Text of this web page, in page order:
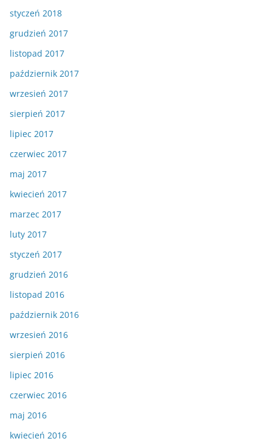
styczeń 2018
grudzień 2017
listopad 2017
październik 2017
wrzesień 2017
sierpień 2017
lipiec 2017
czerwiec 2017
maj 2017
kwiecień 2017
marzec 2017
luty 2017
styczeń 2017
grudzień 2016
listopad 2016
październik 2016
wrzesień 2016
sierpień 2016
lipiec 2016
czerwiec 2016
maj 2016
kwiecień 2016